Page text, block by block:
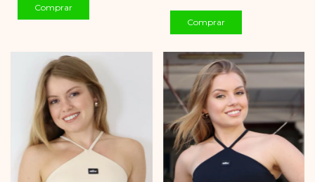
Comprar
Comprar